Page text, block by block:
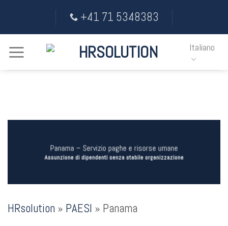
contenuti
+41 71 5348383
Italiano
Panama – Servizio paghe e risorse umane
Assunzione di dipendenti senza stabile organizzazione
HRsolution » PAESI » Panama